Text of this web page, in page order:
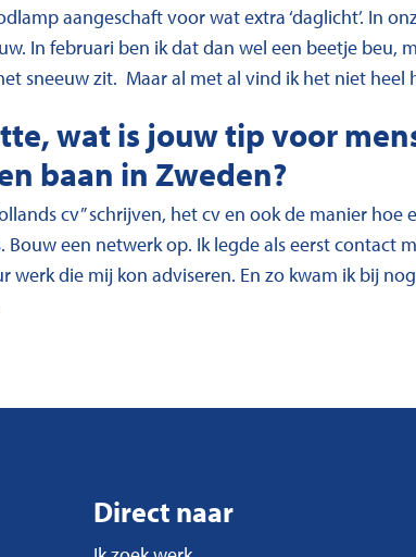
aangeschaft voor wat extra ‘daglicht’. In
In februari ben ik dat dan wel een beetje beu,
sneeuw zit. Maar al met al vind ik het niet heel
wat is jouw tip voor
baan in Zweden?
cv” schrijven, het cv en ook de manier
Bouw een netwerk op. Ik legde als eerst contact
werk die mij kon adviseren. En zo kwam ik bij
Direct naar